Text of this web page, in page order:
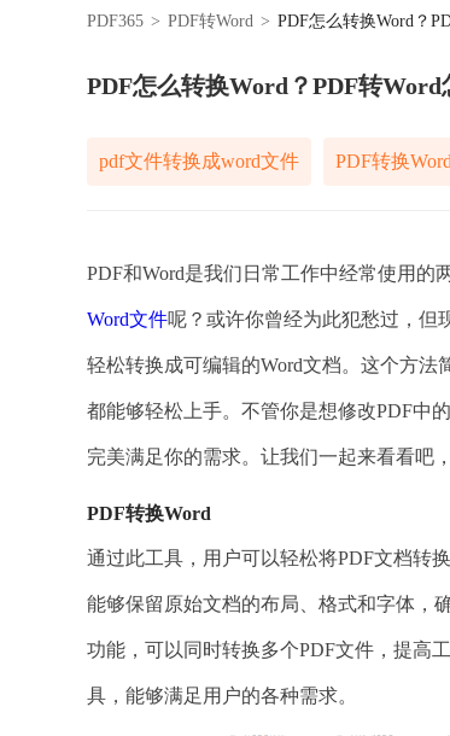
PDF365 > PDF转Word > PDF怎么转换Word？
PDF怎么转换Word？PDF转Word
pdf文件转换成word文件 PDF转换Word
PDF和Word是我们日常工作中经常使用
Word文件呢？或许你曾经为此犯愁过，但
轻松转换成可编辑的Word文档。这个方法
都能够轻松上手。不管你是想修改PDF中
完美满足你的需求。让我们一起来看看吧
PDF转换Word
通过此工具，用户可以轻松将PDF文档转
能够保留原始文档的布局、格式和字体，
功能，可以同时转换多个PDF文件，提高
具，能够满足用户的各种需求。